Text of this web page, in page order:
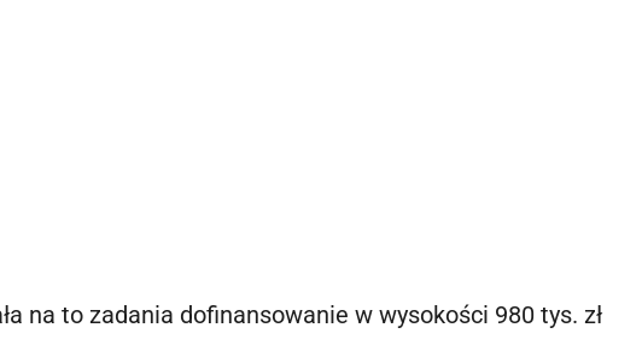
na to zadania dofinansowanie w wysokości 980 tys. zł